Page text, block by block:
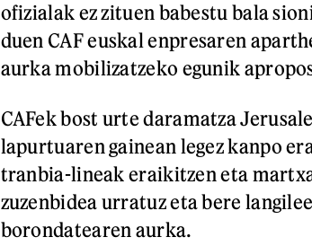
ofizialak ez zituen babestu bala
duen CAF euskal enpresaren
aurka mobilizatzeko egunik
CAFek bost urte daramatza
lapurtuaren gainean legez kanpo
tranbia-lineak eraikitzen eta
zuzenbidea urratuz eta bere
borondatearen aurka.